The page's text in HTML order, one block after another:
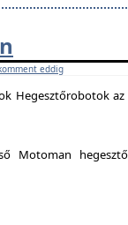
eddig
Hegesztőrobotok az
Motoman